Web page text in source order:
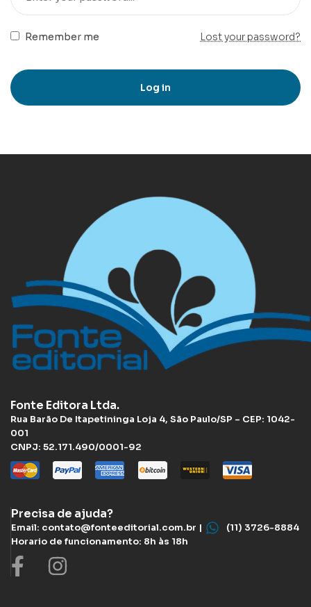
Remember me Lost your password?
Log in
Fonte Editora Ltda.
Rua Barão De Itapetininga Loja 4, São Paulo/SP – CEP: 1042-
001
CNPJ: 52.171.490/0001-92
Precisa de ajuda?
Email: contato@fonteeditorial.com.br |
(11) 3726-8884
Horario de funcionamento: 8h às 18h